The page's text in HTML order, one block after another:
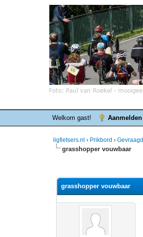
Welkom gast! Aanmelden
ligfietsers.nl › Prikbord ›Gevraagd
grasshopper vouwbaar
grasshopper vouwbaar